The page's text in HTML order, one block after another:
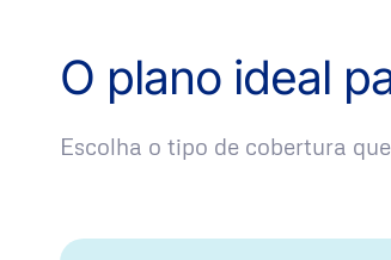
O plano ideal
Escolha o tipo de cobertura